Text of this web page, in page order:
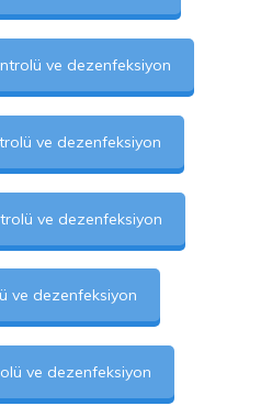
ve dezenfeksiyon
ve dezenfeksiyon
ve dezenfeksiyon
ve dezenfeksiyon
ve dezenfeksiyon